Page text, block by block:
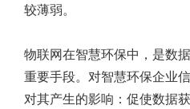
较薄弱。
物联网在智慧环保中，是数
重要手段。对智慧环保企业
对其产生的影响：促使数据